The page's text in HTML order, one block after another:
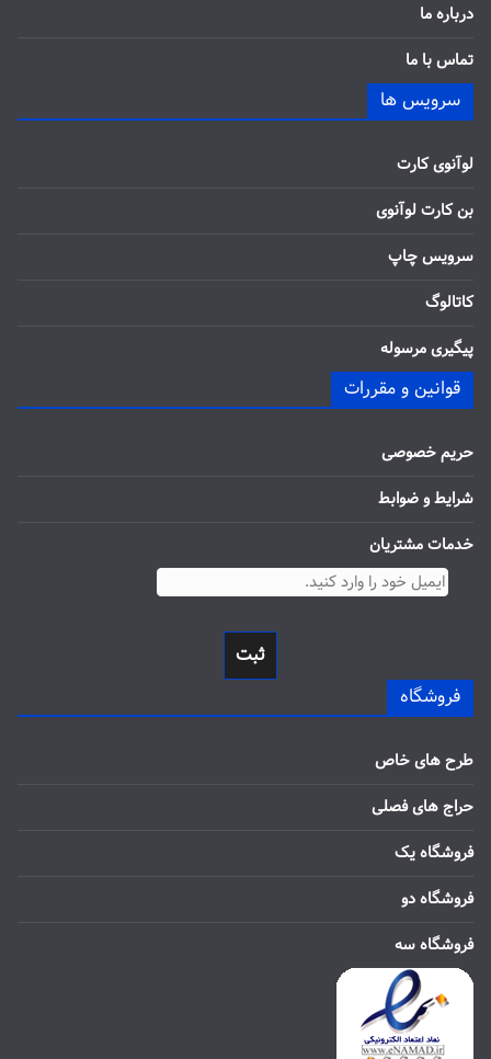
درباره ما
تماس با ما
سرویس ها
لوآنوی کارت
بن کارت لوآنوی
سرویس چاپ
کاتالوگ
پیگیری مرسوله
قوانین و مقررات
حریم خصوصی
شرایط و ضوابط
خدمات مشتریان
ثبت
فروشگاه
طرح های خاص
حراج های فصلی
فروشگاه یک
فروشگاه دو
فروشگاه سه